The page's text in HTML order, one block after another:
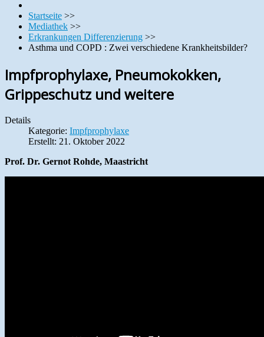
Startseite >>
Mediathek >>
Erkrankungen Differenzierung >>
Asthma und COPD : Zwei verschiedene Krankheitsbilder?
Impfprophylaxe, Pneumokokken,
Grippeschutz und weitere
Details
Kategorie: Impfprophylaxe
Erstellt: 21. Oktober 2022
Prof. Dr. Gernot Rohde, Maastricht